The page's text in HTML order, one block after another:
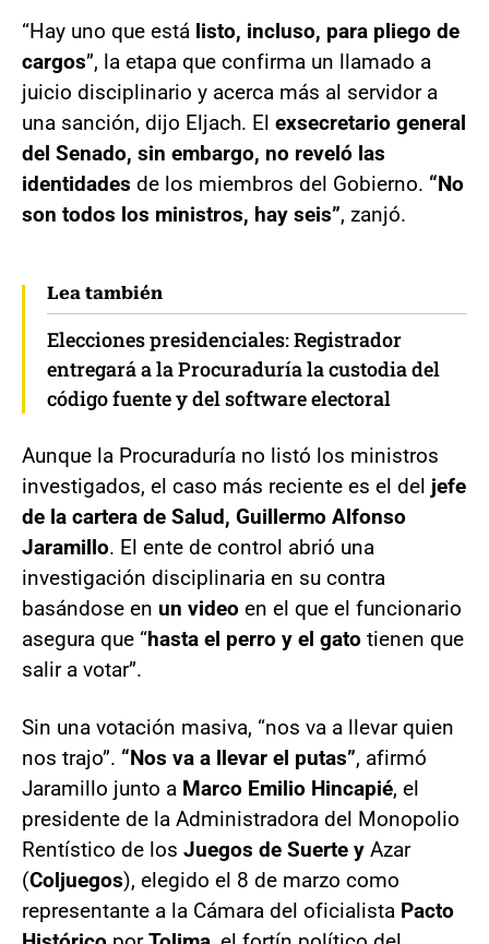
“Hay uno que está listo, incluso, para pliego de
cargos”, la etapa que confirma un llamado a
juicio disciplinario y acerca más al servidor a
una sanción, dijo Eljach. El exsecretario general
del Senado, sin embargo, no reveló las
identidades de los miembros del Gobierno. “No
son todos los ministros, hay seis”, zanjó.
Lea también
Elecciones presidenciales: Registrador
entregará a la Procuraduría la custodia del
código fuente y del software electoral
Aunque la Procuraduría no listó los ministros
investigados, el caso más reciente es el del jefe
de la cartera de Salud, Guillermo Alfonso
Jaramillo. El ente de control abrió una
investigación disciplinaria en su contra
basándose en un video en el que el funcionario
asegura que “hasta el perro y el gato tienen que
salir a votar”.
Sin una votación masiva, “nos va a llevar quien
nos trajo”. “Nos va a llevar el putas”, afirmó
Jaramillo junto a Marco Emilio Hincapié, el
presidente de la Administradora del Monopolio
Rentístico de los Juegos de Suerte y Azar
(Coljuegos), elegido el 8 de marzo como
representante a la Cámara del oficialista Pacto